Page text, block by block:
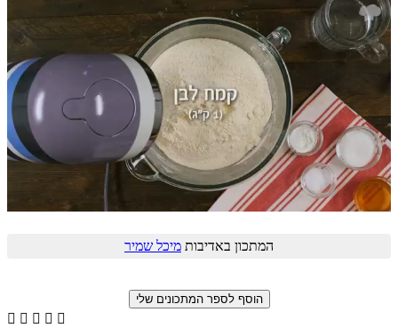
המתכון באדיבות מיכל שמיר
    